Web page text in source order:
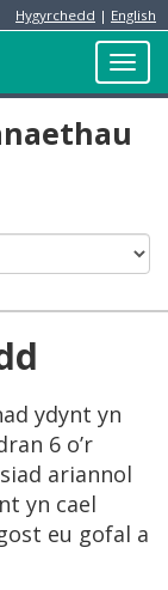
Hygyrchedd | English
ydynt yn
6 o’r
ariannol
yn cael
eu gofal a